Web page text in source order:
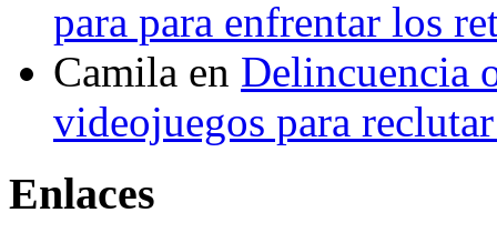
para para enfrentar los
Camila en Delincuencia
videojuegos para
Enlaces